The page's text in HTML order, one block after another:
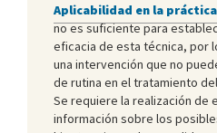
Aplicabilidad en la
no es suficiente para
eficacia de esta técnica, por
una intervención que no
de rutina en el tratamiento
Se requiere la realización de
información sobre los